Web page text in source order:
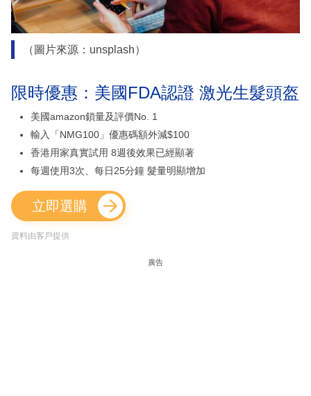
（圖片來源：unsplash）
限時優惠：美國FDA認證 激光生髮頭盔
美國amazon鎖量及評價No. 1
輸入「NMG100」優惠碼額外減$100
香港用家真實試用 8週後效果已經顯著
每週使用3次、每日25分鐘 髮量明顯增加
立即選購
資料由客戶提供
廣告